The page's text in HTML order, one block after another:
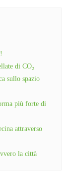
di CO₂
sullo spazio
più forte di
attraverso
la città